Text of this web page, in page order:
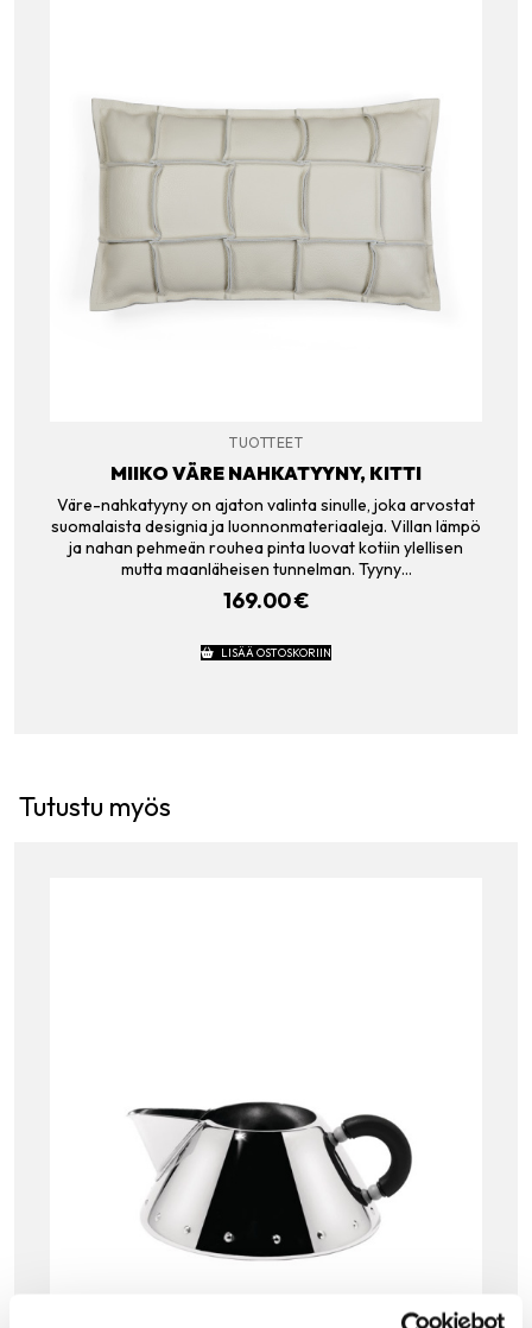
TUOTTEET
MIIKO VÄRE NAHKATYYNY, KITTI
Väre-nahkatyyny on ajaton valinta sinulle, joka arvostat
suomalaista designia ja luonnonmateriaaleja. Villan lämpö
ja nahan pehmeän rouhea pinta luovat kotiin ylellisen
mutta maanläheisen tunnelman. Tyyny…
169.00€
LISÄÄ OSTOSKORIIN
Tutustu myös